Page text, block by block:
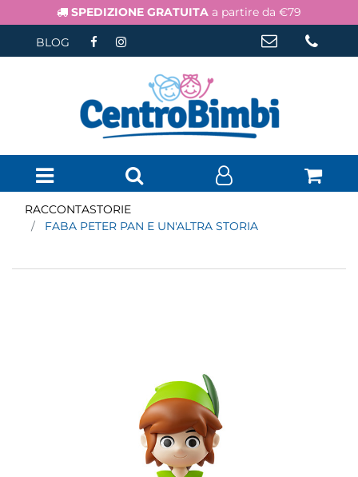
SPEDIZIONE GRATUITA a partire da €79
BLOG
Open menu
RACCONTASTORIE
FABA PETER PAN E UN'ALTRA STORIA